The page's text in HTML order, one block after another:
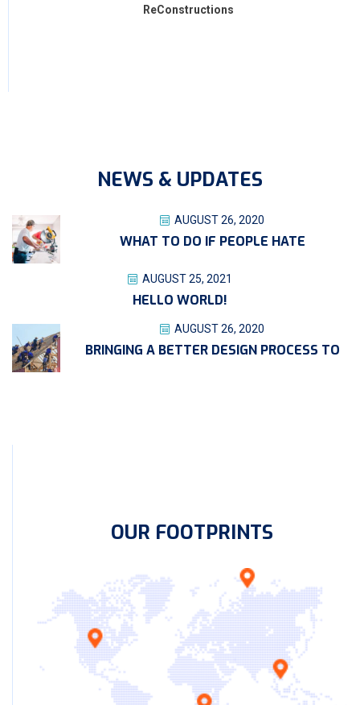
ReConstructions
NEWS & UPDATES
AUGUST 26, 2020
WHAT TO DO IF PEOPLE HATE
AUGUST 25, 2021
HELLO WORLD!
AUGUST 26, 2020
BRINGING A BETTER DESIGN PROCESS TO
OUR FOOTPRINTS